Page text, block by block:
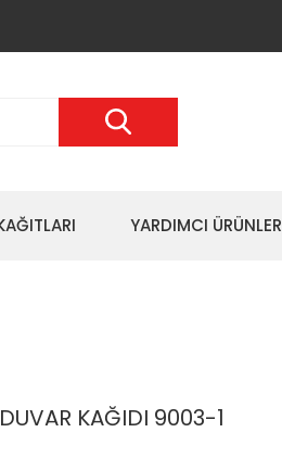
YARDIMCI ÜRÜNLER
KAĞIDI 9003-1